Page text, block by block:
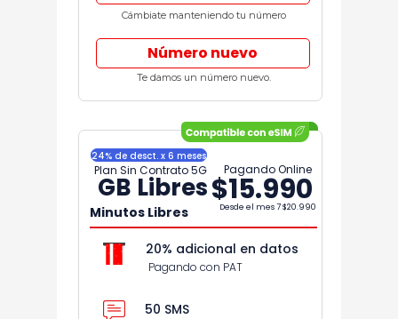
Cámbiate manteniendo tu número
Número nuevo
Te damos un número nuevo.
GB Libres
Minutos Libres
$15.990
Plan Sin Contrato 5G Pagando Online
Desde el mes 7$20.990
50 SMS
24% de desct. x 6 meses
20% adicional en datos
Pagando con PAT